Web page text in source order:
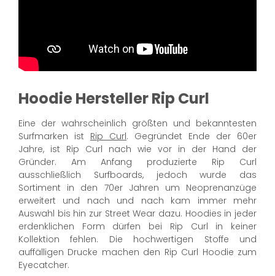
Hoodie Hersteller Rip Curl
Eine der wahrscheinlich größten und bekanntesten
Surfmarken ist Rip Curl. Gegründet Ende der 60er
Jahre, ist Rip Curl nach wie vor in der Hand der
Gründer. Am Anfang produzierte Rip Curl
ausschließlich Surfboards, jedoch wurde das
Sortiment in den 70er Jahren um Neoprenanzüge
erweitert und nach und nach kam immer mehr
Auswahl bis hin zur Street Wear dazu. Hoodies in jeder
erdenklichen Form dürfen bei Rip Curl in keiner
Kollektion fehlen. Die hochwertigen Stoffe und
auffälligen Drucke machen den Rip Curl Hoodie zum
Eyecatcher.